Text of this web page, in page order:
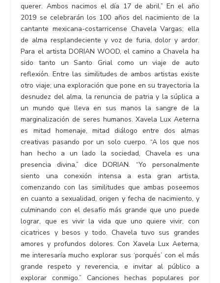
querer. Ambos nacimos el día 17 de abril.” En el año
2019 se celebrarán los 100 años del nacimiento de la
cantante mexicana-costarricense Chavela Vargas; ella
de alma resplandeciente y voz de furia, dolor y ardor.
Para el artista DORIAN WOOD, el camino a Chavela ha
sido tanto un Santo Grial como un viaje de auto
reflexión. Entre las similitudes de ambos artistas existe
otro viaje; una exploración que pone en su trayectoria la
desnudez del alma, la renuncia de patria y la súplica a
un mundo que lleva en sus manos la sangre de la
marginalización de seres humanos. Xavela Lux Aeterna
es mitad homenaje, mitad diálogo entre dos almas
creativas pasando por un solo cuerpo. “A los que nos
han hecho a un lado la sociedad, Chavela es una
presencia divina,” dice DORIAN. “Yo personalmente
siento una conexión intensa a esta gran artista,
comenzando con las similitudes que ambas poseemos
en cuanto a sexualidad, origen y fecha de nacimiento, y
culminando con el desafío más grande que uno puede
lograr, que es vivir la vida que uno quiere vivir, con
cicatrices y besos y todo. Chavela tuvo sus grandes
amores y profundos dolores. Con Xavela Lux Aeterna,
me interesaría mucho explorar sus ‘porqués’ con el más
grande respeto y reverencia, e invitar al público a
explorar conmigo.” Canciones hechas populares por